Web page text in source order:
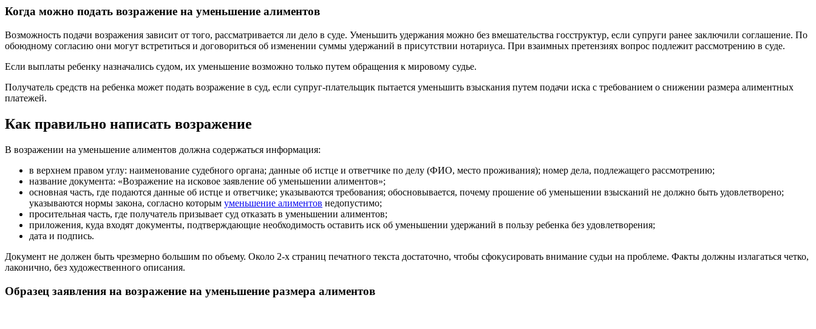
Когда можно подать возражение на уменьшение алиментов
Возможность подачи возражения зависит от того, рассматривается ли дело в суде. Уменьшить удержания можно без вмешательства госструктур, если супруги ранее заключили соглашение. По
обоюдному согласию они могут встретиться и договориться об изменении суммы удержаний в присутствии нотариуса. При взаимных претензиях вопрос подлежит рассмотрению в суде.
Если выплаты ребенку назначались судом, их уменьшение возможно только путем обращения к мировому судье.
Получатель средств на ребенка может подать возражение в суд, если супруг-плательщик пытается уменьшить взыскания путем подачи иска с требованием о снижении размера алиментных
платежей.
Как правильно написать возражение
В возражении на уменьшение алиментов должна содержаться информация:
в верхнем правом углу: наименование судебного органа; данные об истце и ответчике по делу (ФИО, место проживания); номер дела, подлежащего рассмотрению;
название документа: «Возражение на исковое заявление об уменьшении алиментов»;
основная часть, где подаются данные об истце и ответчике; указываются требования; обосновывается, почему прошение об уменьшении взысканий не должно быть удовлетворено;
указываются нормы закона, согласно которым уменьшение алиментов недопустимо;
просительная часть, где получатель призывает суд отказать в уменьшении алиментов;
приложения, куда входят документы, подтверждающие необходимость оставить иск об уменьшении удержаний в пользу ребенка без удовлетворения;
дата и подпись.
Документ не должен быть чрезмерно большим по объему. Около 2-х страниц печатного текста достаточно, чтобы сфокусировать внимание судьи на проблеме. Факты должны излагаться четко,
лаконично, без художественного описания.
Образец заявления на возражение на уменьшение размера алиментов